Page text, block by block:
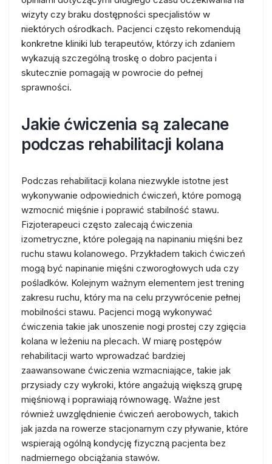
wizyty czy braku dostępności specjalistów w
niektórych ośrodkach. Pacjenci często rekomendują
konkretne kliniki lub terapeutów, którzy ich zdaniem
wykazują szczególną troskę o dobro pacjenta i
skutecznie pomagają w powrocie do pełnej
sprawności.
Jakie ćwiczenia są zalecane
podczas rehabilitacji kolana
Podczas rehabilitacji kolana niezwykle istotne jest
wykonywanie odpowiednich ćwiczeń, które pomogą
wzmocnić mięśnie i poprawić stabilność stawu.
Fizjoterapeuci często zalecają ćwiczenia
izometryczne, które polegają na napinaniu mięśni bez
ruchu stawu kolanowego. Przykładem takich ćwiczeń
mogą być napinanie mięśni czworogłowych uda czy
pośladków. Kolejnym ważnym elementem jest trening
zakresu ruchu, który ma na celu przywrócenie pełnej
mobilności stawu. Pacjenci mogą wykonywać
ćwiczenia takie jak unoszenie nogi prostej czy zgięcia
kolana w leżeniu na plecach. W miarę postępów
rehabilitacji warto wprowadzać bardziej
zaawansowane ćwiczenia wzmacniające, takie jak
przysiady czy wykroki, które angażują większą grupę
mięśniową i poprawiają równowagę. Ważne jest
również uwzględnienie ćwiczeń aerobowych, takich
jak jazda na rowerze stacjonarnym czy pływanie, które
wspierają ogólną kondycję fizyczną pacjenta bez
nadmiernego obciążania stawów.